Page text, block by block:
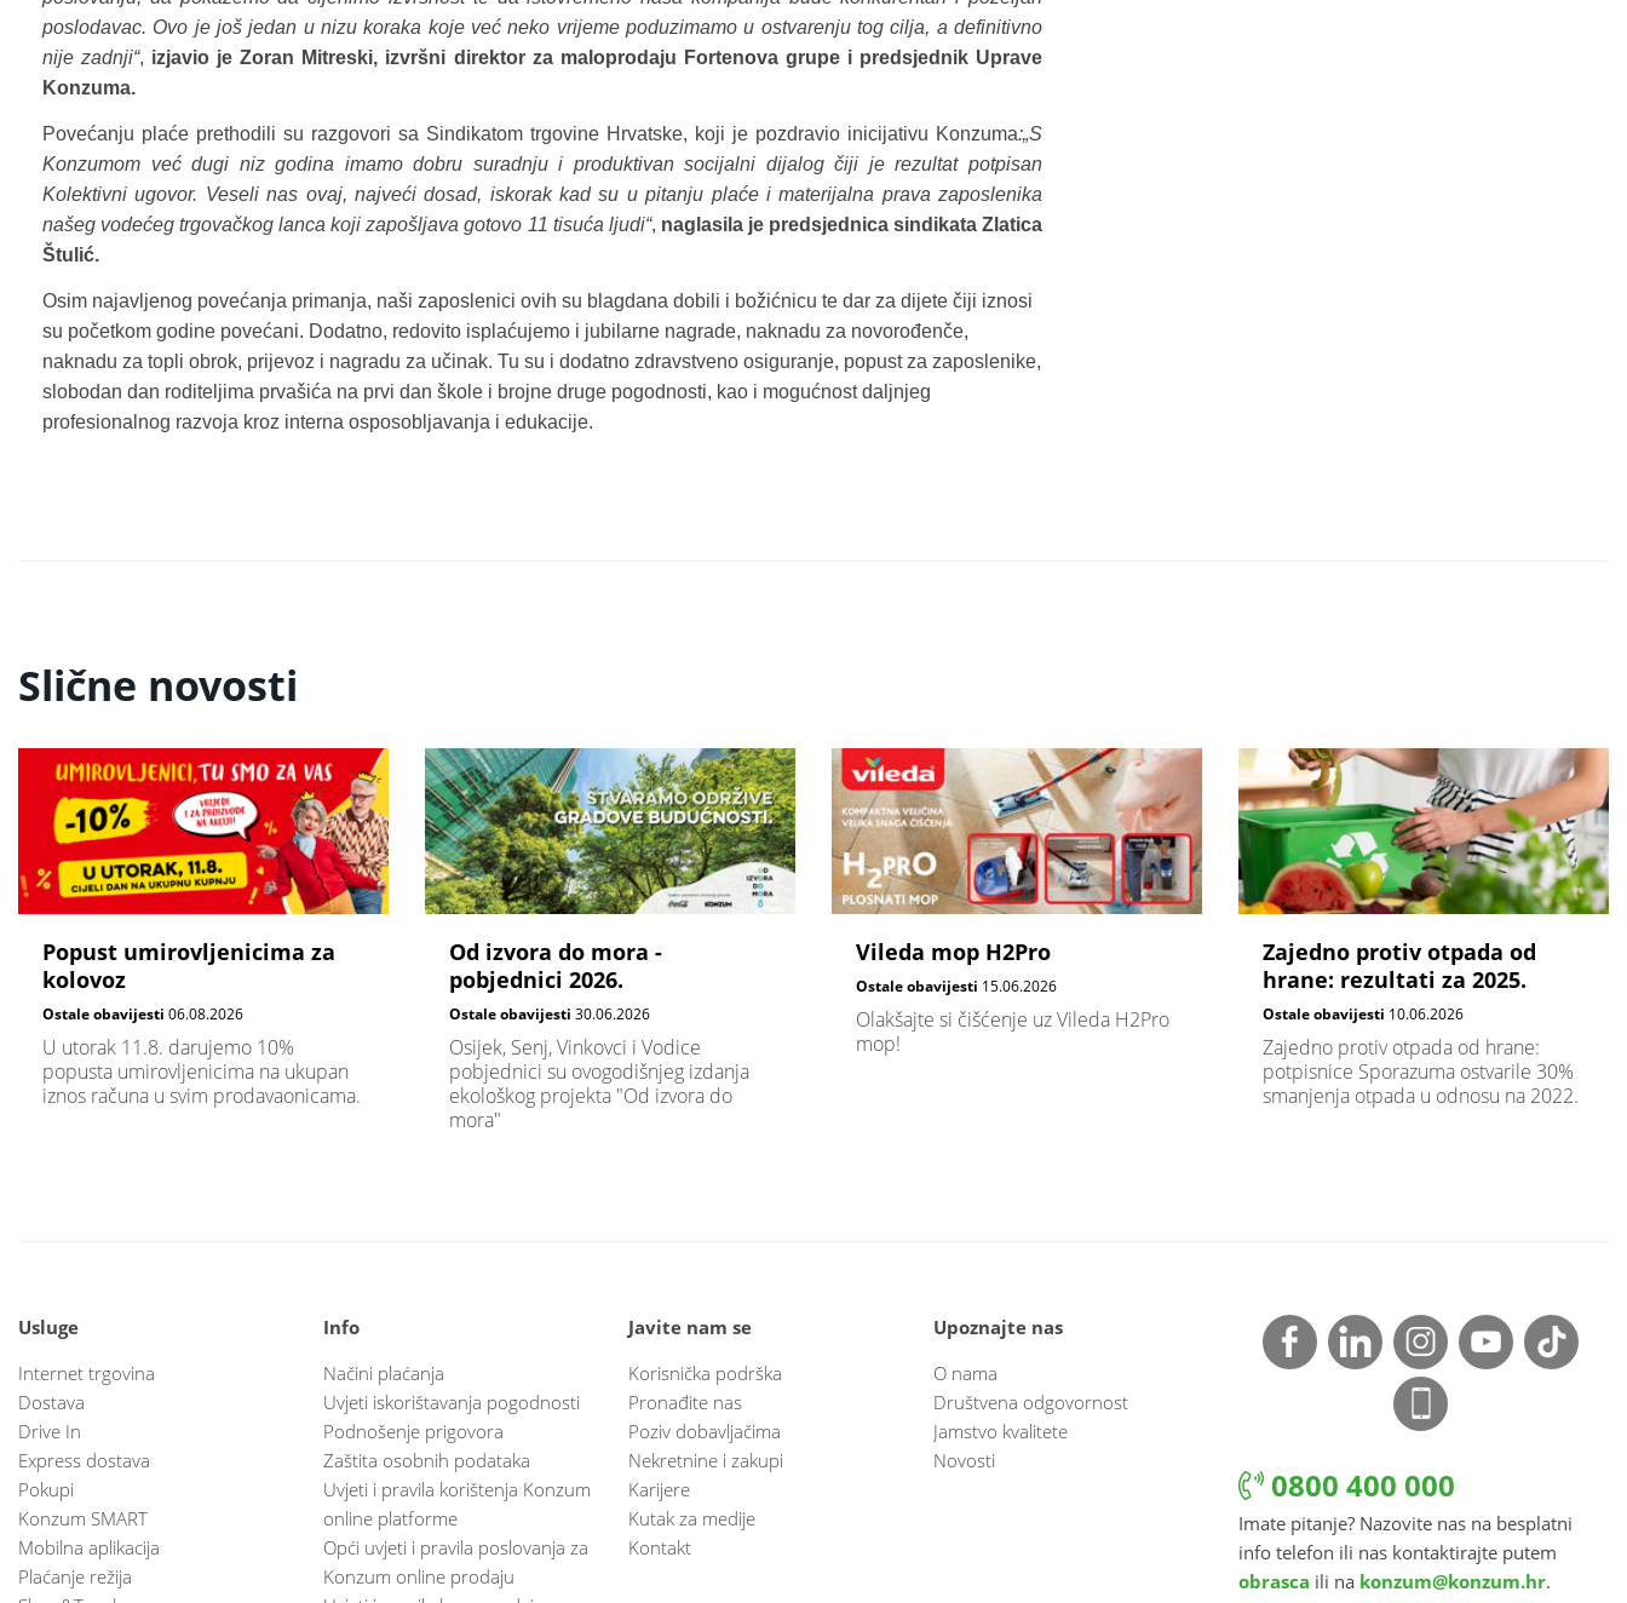
poslodavac. Ovo je još jedan u nizu koraka koje već neko vrijeme poduzimamo u ostvarenju tog cilja, a definitivno
nije zadnji“, izjavio je Zoran Mitreski, izvršni direktor za maloprodaju Fortenova grupe i predsjednik Uprave
Konzuma.
Povećanju plaće prethodili su razgovori sa Sindikatom trgovine Hrvatske, koji je pozdravio inicijativu Konzuma:„S
Konzumom već dugi niz godina imamo dobru suradnju i produktivan socijalni dijalog čiji je rezultat potpisan
Kolektivni ugovor. Veseli nas ovaj, najveći dosad, iskorak kad su u pitanju plaće i materijalna prava zaposlenika
našeg vodećeg trgovačkog lanca koji zapošljava gotovo 11 tisuća ljudi“, naglasila je predsjednica sindikata Zlatica
Štulić.
Osim najavljenog povećanja primanja, naši zaposlenici ovih su blagdana dobili i božićnicu te dar za dijete čiji iznosi
su početkom godine povećani. Dodatno, redovito isplaćujemo i jubilarne nagrade, naknadu za novorođenče,
naknadu za topli obrok, prijevoz i nagradu za učinak. Tu su i dodatno zdravstveno osiguranje, popust za zaposlenike,
slobodan dan roditeljima prvašića na prvi dan škole i brojne druge pogodnosti, kao i mogućnost daljnjeg
profesionalnog razvoja kroz interna osposobljavanja i edukacije.
Slične novosti
Popust umirovljenicima za
kolovoz
Ostale obavijesti 06.08.2026
U utorak 11.8. darujemo 10%
popusta umirovljenicima na ukupan
iznos računa u svim prodavaonicama.
Od izvora do mora -
pobjednici 2026.
Ostale obavijesti 30.06.2026
Osijek, Senj, Vinkovci i Vodice
pobjednici su ovogodišnjeg izdanja
ekološkog projekta "Od izvora do
mora"
Vileda mop H2Pro
Ostale obavijesti 15.06.2026
Olakšajte si čišćenje uz Vileda H2Pro
mop!
Zajedno protiv otpada od
hrane: rezultati za 2025.
Ostale obavijesti 10.06.2026
Zajedno protiv otpada od hrane:
potpisnice Sporazuma ostvarile 30%
smanjenja otpada u odnosu na 2022.
Usluge
Internet trgovina
Dostava
Drive In
Express dostava
Pokupi
Konzum SMART
Mobilna aplikacija
Plaćanje režija
Info
Načini plaćanja
Uvjeti iskorištavanja pogodnosti
Podnošenje prigovora
Zaštita osobnih podataka
Uvjeti i pravila korištenja Konzum
online platforme
Opći uvjeti i pravila poslovanja za
Konzum online prodaju
Javite nam se
Korisnička podrška
Pronađite nas
Poziv dobavljačima
Nekretnine i zakupi
Karijere
Kutak za medije
Kontakt
Upoznajte nas
O nama
Društvena odgovornost
Jamstvo kvalitete
Novosti
0800 400 000
Imate pitanje? Nazovite nas na besplatni
info telefon ili nas kontaktirajte putem
obrasca ili na konzum@konzum.hr.